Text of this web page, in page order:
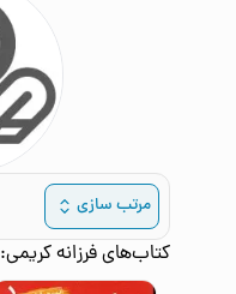
مرتب سازی
کتاب‌هایفرزانه کریمی: